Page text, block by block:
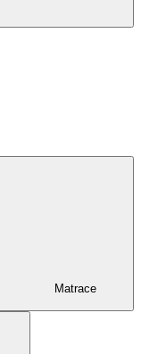
Matrace